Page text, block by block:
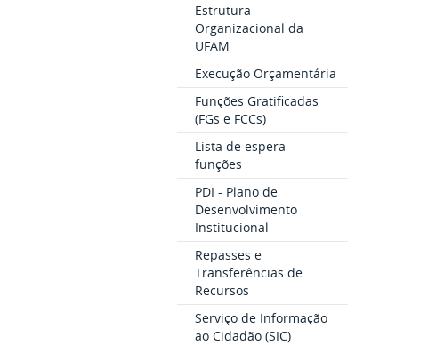
Estrutura
Organizacional da
UFAM
Execução Orçamentária
Funções Gratificadas
(FGs e FCCs)
Lista de espera -
funções
PDI - Plano de
Desenvolvimento
Institucional
Repasses e
Transferências de
Recursos
Serviço de Informação
ao Cidadão (SIC)